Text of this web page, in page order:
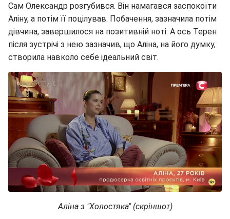
Сам Олександр розгубився. Він намагався заспокоїти
Аліну, а потім її поцілував. Побачення, зазначила потім
дівчина, завершилося на позитивній ноті. А ось Терен
після зустрічі з нею зазначив, що Аліна, на його думку,
створила навколо себе ідеальний світ.
Аліна з "Холостяка" (скріншот)